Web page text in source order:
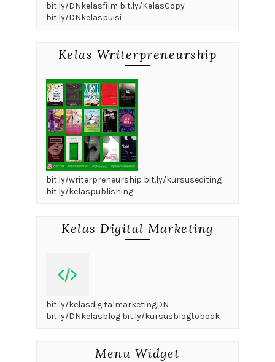
bit.ly/DNkelasfilm bit.ly/KelasCopy
bit.ly/DNkelaspuisi
Kelas Writerpreneurship
bit.ly/writerpreneurship bit.ly/kursusediting
bit.ly/kelaspublishing
Kelas Digital Marketing
bit.ly/kelasdigitalmarketingDN
bit.ly/DNkelasblog bit.ly/kursusblogtobook
Menu Widget